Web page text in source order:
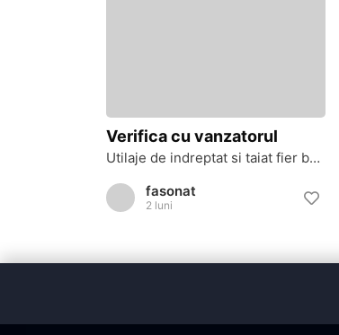
fasonat
2 luni
Verifica cu vanzatorul
Utilaje de indreptat si taiat fier beton